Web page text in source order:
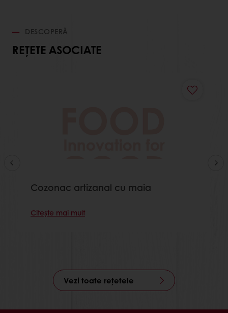
DESCOPERĂ
REȚETE ASOCIATE
Cozonac artizanal cu maia
Citește mai mult
Vezi toate rețetele